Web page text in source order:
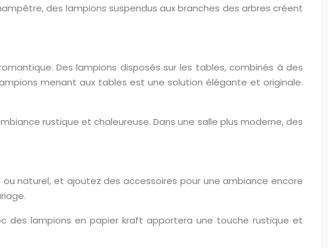
des lampions suspendus aux branches des arbres créent
Des lampions disposés sur les tables, combinés à des
menant aux tables est une solution élégante et originale.
rustique et chaleureuse. Dans une salle plus moderne, des
naturel, et ajoutez des accessoires pour une ambiance encore
des lampions en papier kraft apportera une touche rustique et